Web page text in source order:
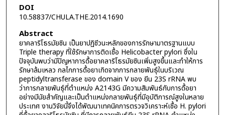
DOI
10.58837/CHULA.THE.2014.1690
Abstract
ยาคลาริโธรมัยซิน เป็นยาปฏิชีวนะหลักของการรักษามาตรฐานแบบ
Triple therapy ที่ใช้รักษาการติดเชื้อ Helicobacter pylori ซึ่งใน
ปัจจุบันพบว่ามีปัญหาการดื้อยาคลาริโธรมัยซินเพิ่มสูงขึ้นและทำให้การ
รักษาล้มเหลว กลไกการดื้อยาเกิดจากการกลายพันธุ์ในบริเวณ
peptidyltransferase ของ domain V ของ ยีน 23S rRNA พบ
ว่าการกลายพันธุ์ที่ตำแหน่ง A2143G มีความสัมพันธ์กับการดื้อยา
อย่างมีนัยสำคัญและเป็นตำแหน่งกลายพันธุ์ที่มีอุบัติการณ์สูงในหลาย
ประเทศ งานวิจัยนี้จึงได้พัฒนาเทคนิคการตรวจวิเคราะห์เชื้อ H. pylori